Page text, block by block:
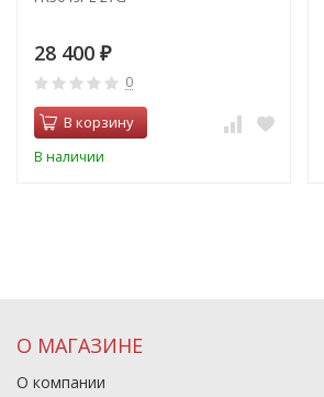
28 400 ₽
0
В корзину
В наличии
О МАГАЗИНЕ
О компании